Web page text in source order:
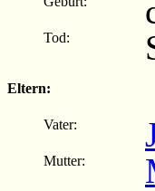
Tod:
Eltern:
Vater:
Mutter: